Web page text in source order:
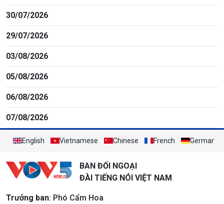
30/07/2026
29/07/2026
03/08/2026
05/08/2026
06/08/2026
07/08/2026
English Vietnamese Chinese French German
BAN ĐỐI NGOẠI
ĐÀI TIẾNG NÓI VIỆT NAM
Trưởng ban: Phó Cẩm Hoa